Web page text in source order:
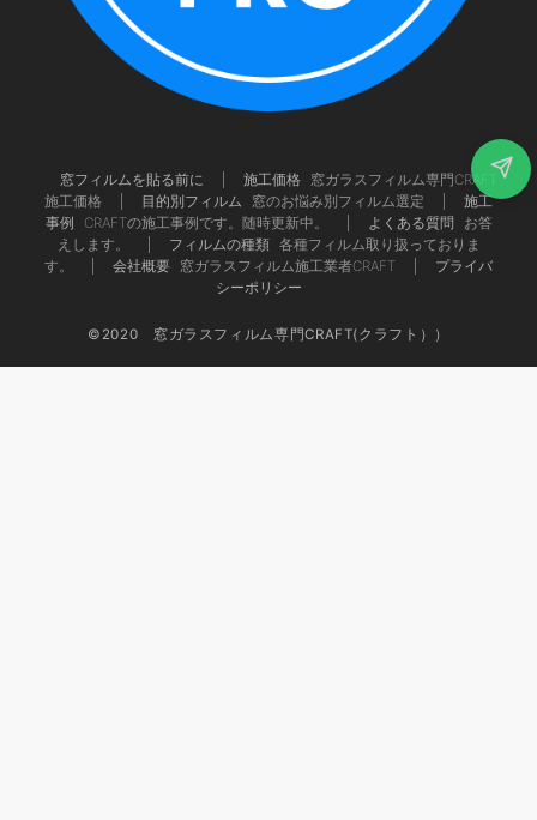
窓フィルムを貼る前に 施工価格
窓ガラスフィルム専門CRAFT
施工価格
目的別フィルム 窓のお悩み別フィルム選定
施工
事例
CRAFTの施工事例です。随時更新中。 よくある質問
お答
えします。
フィルムの種類
各種フィルム取り扱っておりま
す。
会社概要 窓ガラスフィルム施工業者CRAFT
プライバ
シーポリシー
©2020 窓ガラスフィルム専門CRAFT(クラフト））